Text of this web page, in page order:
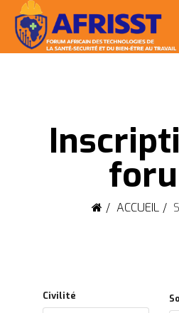
ACCUEIL
Civilité